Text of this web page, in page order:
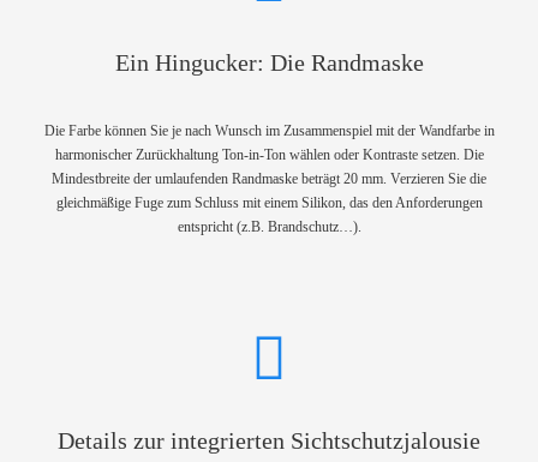
Ein Hingucker: Die Randmaske
Die Farbe können Sie je nach Wunsch im Zusammenspiel mit der Wandfarbe in
harmonischer Zurückhaltung Ton-in-Ton wählen oder Kontraste setzen. Die
Mindestbreite der umlaufenden Randmaske beträgt 20 mm. Verzieren Sie die
gleichmäßige Fuge zum Schluss mit einem Silikon, das den Anforderungen
entspricht (z.B. Brandschutz…).
Details zur integrierten Sichtschutzjalousie